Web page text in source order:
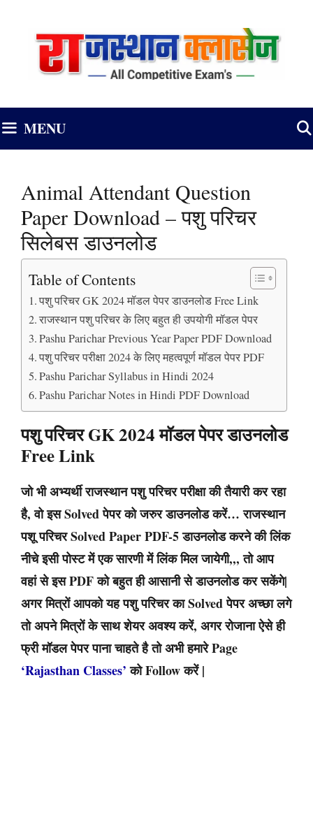
MENU
Animal Attendant Question
Paper Download – पशु परिचर
सिलेबस डाउनलोड
Table of Contents
पशु परिचर GK 2024 मॉडल पेपर डाउनलोड Free Link
राजस्थान पशु परिचर के लिए बहुत ही उपयोगी मॉडल पेपर
Pashu Parichar Previous Year Paper PDF Download
पशु परिचर परीक्षा 2024 के लिए महत्वपूर्ण मॉडल पेपर PDF
Pashu Parichar Syllabus in Hindi 2024
Pashu Parichar Notes in Hindi PDF Download
पशु परिचर GK 2024 मॉडल पेपर डाउनलोड
Free Link
जो भी अभ्यर्थी राजस्थान पशु परिचर परीक्षा की तैयारी कर रहा
है, वो इस Solved पेपर को जरुर डाउनलोड करें… राजस्थान
पशू परिचर Solved Paper PDF-5 डाउनलोड करने की लिंक
नीचे इसी पोस्ट में एक सारणी में लिंक मिल जायेगी,,, तो आप
वहां से इस PDF को बहुत ही आसानी से डाउनलोड कर सकेंगे|
अगर मित्रों आपको यह पशु परिचर का Solved पेपर अच्छा लगे
तो अपने मित्रों के साथ शेयर अवश्य करें, अगर रोजाना ऐसे ही
फ्री मॉडल पेपर पाना चाहते है तो अभी हमारे Page
‘Rajasthan Classes’ को Follow करें |